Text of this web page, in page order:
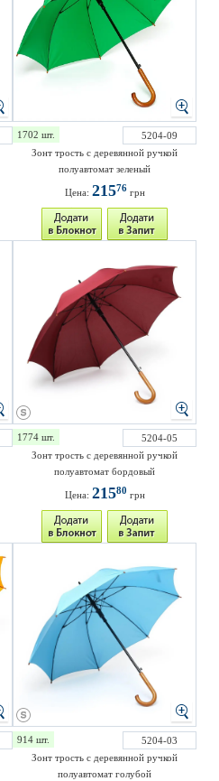
1702 шт.
5204-09
Зонт трость с деревянной ручкой
полуавтомат зеленый
Цена: 21576грн
1774 шт.
5204-05
Зонт трость с деревянной ручкой
полуавтомат бордовый
Цена: 21580 грн
914 шт.
5204-03
Зонт трость с деревянной ручкой
полуавтомат голубой